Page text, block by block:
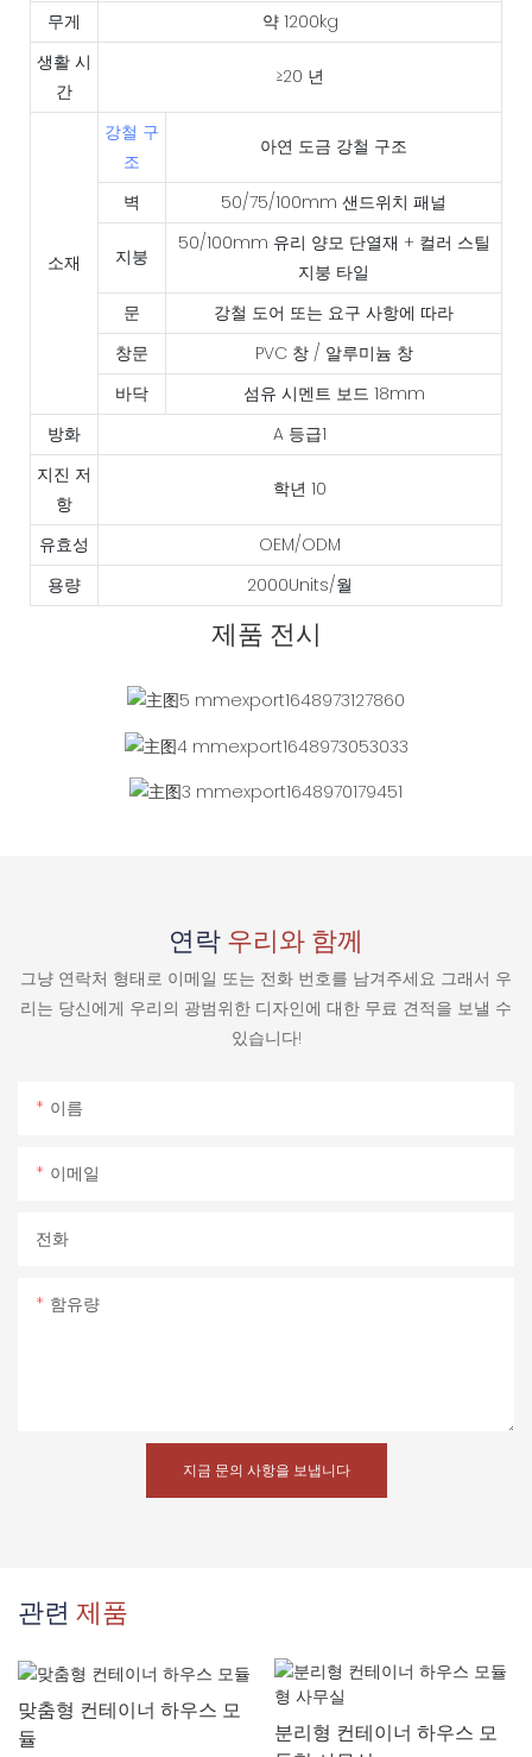
무게
약 1200kg
생활 시
간
≥20 년
소재
강철 구
조
아연 도금 강철 구조
벽 50/75/100mm 샌드위치 패널
지붕
50/100mm 유리 양모 단열재 + 컬러 스틸
지붕 ​​타일
문
강철 도어 또는 요구 사항에 따라
창문
PVC 창 / 알루미늄 창
바닥
섬유 시멘트 보드 18mm
방화
A 등급1
지진 저
항
학년 10
유효성
OEM/ODM
용량
2000Units/월
제품 전시
연락우리와 함께
그냥 연락처 형태로 이메일 또는 전화 번호를 남겨주세요 그래서 우
리는 당신에게 우리의 광범위한 디자인에 대한 무료 견적을 보낼 수
있습니다!
이름
이메일
전화
함유량
지금 문의 사항을 보냅니다
관련 제품
맞춤형 컨테이너 하우스 모
듈
분리형 컨테이너 하우스 모